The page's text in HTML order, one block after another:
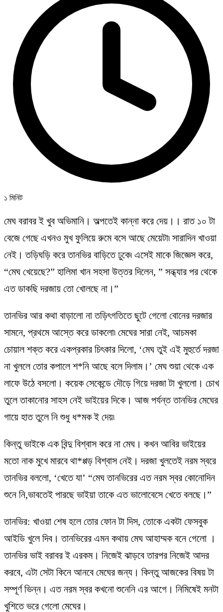
১ মিনিট
মেঘ বরাবর ই খুব অভিমানি। অল্পতেই কান্না করে দেয়।। রাত ১০ টা
বেজে গেছে এখনও মুখ ফুলিয়ে রুমে বসে আছে মেয়েটা৷ সারাদিন খাওয়া
নেই। তড়িঘড়ি করে তানভির বাড়িতে ঢুকে৷ এসেই মাকে জিজ্ঞেস করে,
“মেঘ খেয়েছে?” হালিমা খান সহসা উত্তর দিলেন, ” সন্ধ্যার পর থেকে
এত ডাকছি দরজায় তো খোলছে না।”
তানভির আর কথা বাড়ালো না তড়িৎগতিতে ছুটে গেলো বোনের দরজার
সামনে, প্রথমে আস্তে করে ডাকলো৷ মেঘের সারা নেই, আচমকা
চোয়াল শক্ত করে একপ্রকার চিৎকার দিলো, ‘মেঘ তুই এই মুহুর্তে দরজা
না খুললে তোর কপালে শ*নি আছে বলে দিলাম।’ মেঘ শুয়া থেকে এক
লাফে উঠে বসলো। কয়েক সেকেন্ডে দৌড়ে গিয়ে দরজা টা খুললো। চোখ
তুলে তাকানোর সাহস নেই ভাইয়ের দিকে। আজ পর্যন্ত তানভির মেঘের
গায়ে হাত তুলে নি শুধু ধ*মক ই দেয়৷
কিন্তু ভাইকে এক বিন্দু বিশ্বাস করে না মেঘ। কখন আবির ভাইয়ের
মতো নাক মুখে মারবে থা*প্পড় বিশ্বাস নেই। দরজা খুলতেই নরম স্বরে
তানভির বললো, ‘খেতে যা’ “মেঘ তানভিরের এত নরম স্বর কোনোদিন
শুনে নি,ভাবতেই পারছে ভাইয়া তাকে এত ভালোবেসে খেতে বলছে।”
তানভির: খাওয়া শেষ হলে তোর ফোন টা দিস, তোকে একটা ফেসবুক
আইডি খুলে দিব। তানভিরের এমন কথায় মেঘ আহাম্মক বনে গেলো ।
তানভির ভাই বরাবর ই এরকম। নিজেই ঝাড়বে তারপর নিজেই আদর
করবে, এটা সেটা কিনে আনবে মেঘের জন্য। কিন্তু আজকের বিষয় টা
সম্পূর্ণ ভিন্ন। এত নরম স্বর কখনো শুনেনি এর আগে। নিমিষেই মনটা
খুশিতে ভরে গেলো মেঘের।